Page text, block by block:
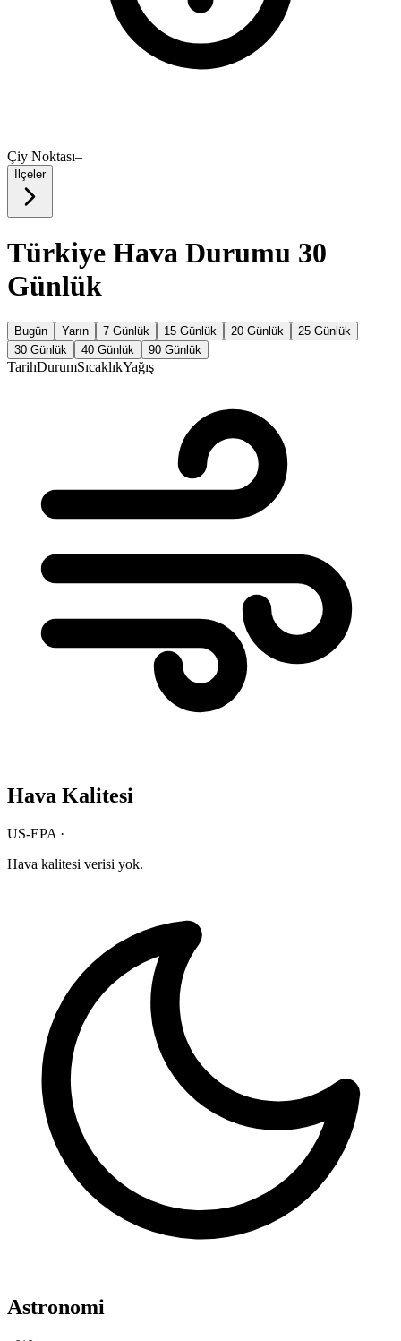
Çiy Noktası–
İlçeler
Türkiye Hava Durumu 30
Günlük
Bugün Yarın 7 Günlük 15 Günlük 20 Günlük
25 Günlük
30 Günlük
40 Günlük 90 Günlük
TarihDurumSıcaklıkYağış
Hava Kalitesi
US-EPA ·
Hava kalitesi verisi yok.
Astronomi